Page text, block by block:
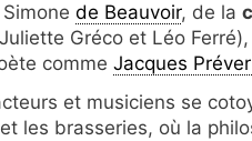
de Beauvoir, de la
Gréco et Léo
comme Jacques
et musiciens se
les brasseries, où la